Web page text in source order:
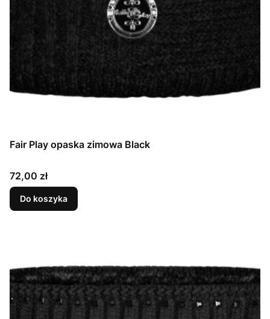
Fair Play opaska zimowa Black
Cena
72,00 zł
Do koszyka